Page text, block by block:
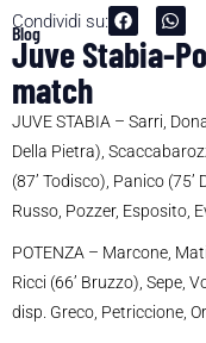
Condividi su:
Blog
Juve Stabia-
match
JUVE STABIA – Sarri,
Della Pietra),
(87’ Todisco), Panico (75’
Russo, Pozzer, Esposito,
POTENZA – Marcone,
Ricci (66’ Bruzzo), Sepe,
disp. Greco, Petriccione,